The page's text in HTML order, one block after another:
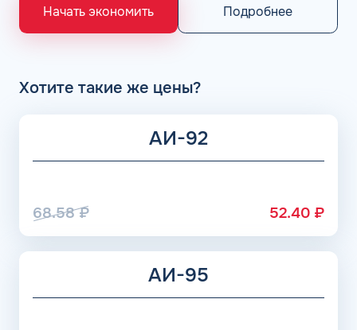
«Газпром», Рязанский НПЗ, Саратовский НПЗ, Уфимский
НПЗ группы Роснефть. АЗС Flash и АГЗС компании
Начать экономить Подробнее
Хотите такие же цены?
АИ-92
68.58₽ 52.40 ₽
АИ-95